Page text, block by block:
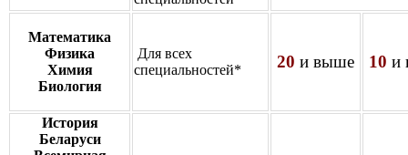
Математика
Физика
Химия
Биология
Для всех
специальностей*
20 и выше 10 и
История
Беларуси